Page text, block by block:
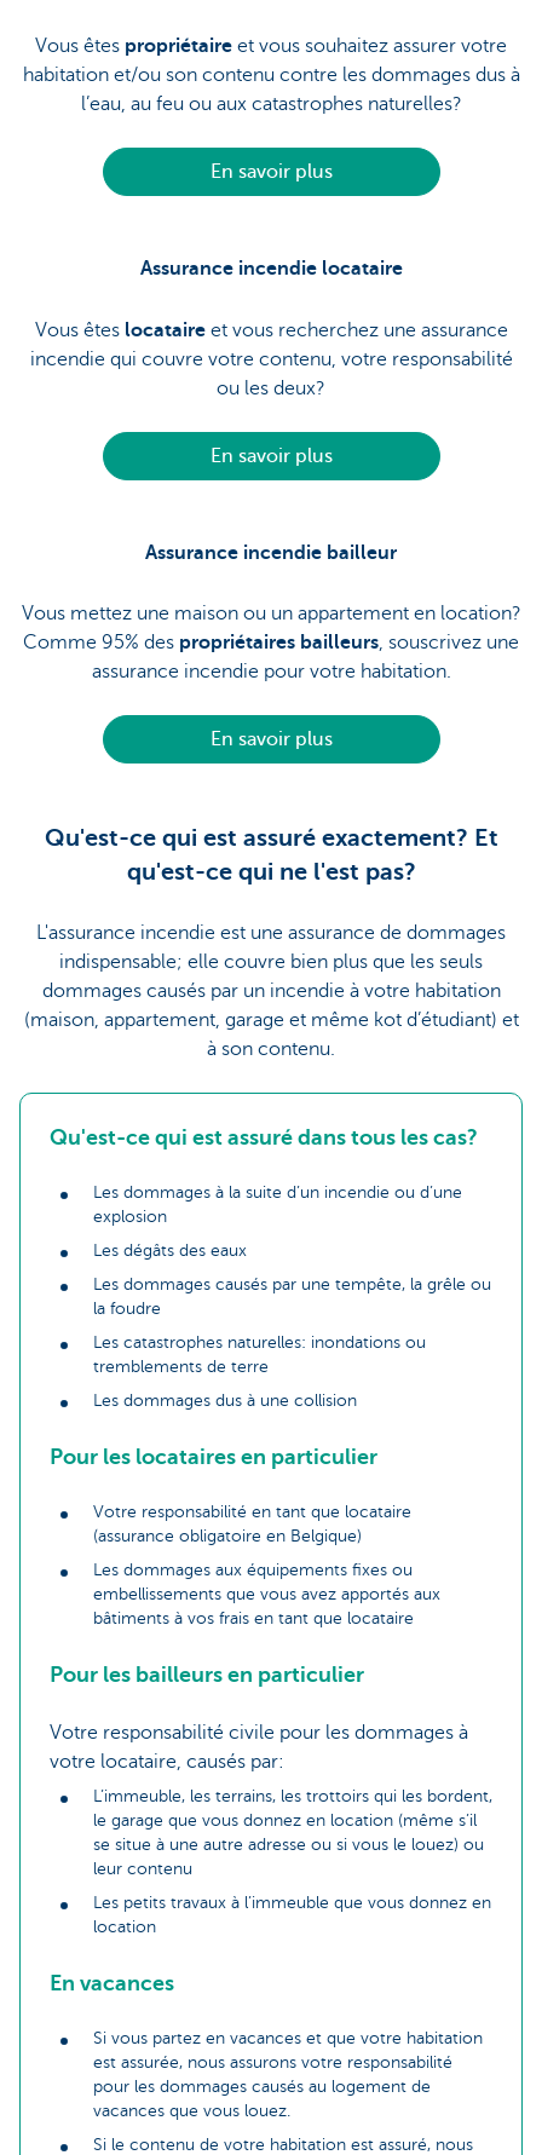
Vous êtes propriétaire et vous souhaitez assurer votre
habitation et/ou son contenu contre les dommages dus à
l’eau, au feu ou aux catastrophes naturelles?
En savoir plus
Assurance incendie locataire
Vous êteslocataireet vous recherchez une assurance
incendie qui couvre votre contenu, votre responsabilité
ou les deux?
En savoir plus
Assurance incendie bailleur
Vous mettez une maison ou un appartement en location?
Comme 95% des propriétaires bailleurs, souscrivez une
assurance incendie pour votre habitation.
En savoir plus
Qu'est-ce qui est assuré exactement? Et
qu'est-ce qui ne l'est pas?
L'assurance incendie est une assurance de dommages
indispensable; elle couvre bien plus que les seuls
dommages causés par un incendie à votre habitation
(maison, appartement, garage et même kot d’étudiant) et
à son contenu.
Qu'est-ce qui est assuré dans tous les cas?
Les dommages à la suite d’un incendie ou d’une
explosion
Les dégâts des eaux
Les dommages causés par une tempête, la grêle ou
la foudre
Les catastrophes naturelles: inondations ou
tremblements de terre
Les dommages dus à une collision
Pour les locataires en particulier
Votre responsabilité en tant que locataire
(assurance obligatoire en Belgique)
Les dommages aux équipements fixes ou
embellissements que vous avez apportés aux
bâtiments à vos frais en tant que locataire
Pour les bailleurs en particulier
Votre responsabilité civile pour les dommages à
votre locataire, causés par:
L’immeuble, les terrains, les trottoirs qui les bordent,
le garage que vous donnez en location (même s’il
se situe à une autre adresse ou si vous le louez) ou
leur contenu
Les petits travaux à l’immeuble que vous donnez en
location
En vacances
Si vous partez en vacances et que votre habitation
est assurée, nous assurons votre responsabilité
pour les dommages causés au logement de
vacances que vous louez.
Si le contenu de votre habitation est assuré, nous